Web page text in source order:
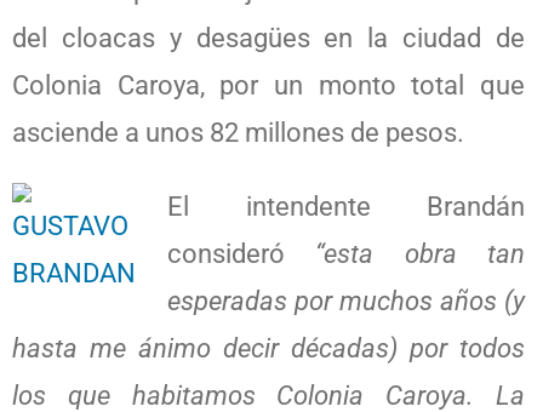
del cloacas y desagües en la ciudad de
Colonia Caroya, por un monto total que
asciende a unos 82 millones de pesos.
El intendente Brandán
consideró “esta obra tan
esperadas por muchos años (y
hasta me ánimo decir décadas) por todos
los que habitamos Colonia Caroya. La